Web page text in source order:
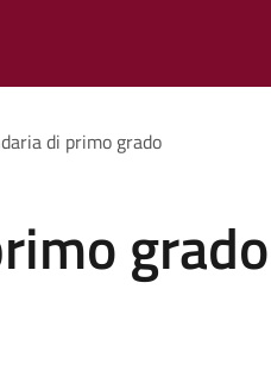
di primo grado
grado